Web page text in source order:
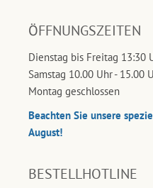
ÖFFNUNGSZEITEN
Dienstag bis Freitag 13:30
Samstag 10.00 Uhr - 15.00
Montag geschlossen
Beachten Sie unsere
August!
BESTELLHOTLINE